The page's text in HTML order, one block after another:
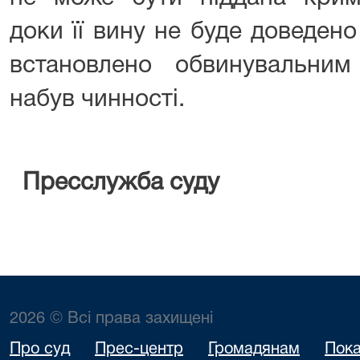
доки її вину не буде
встановлено
набув чинності.
Пресслужбасуду
2026 © Всі права захищені
Про суд Прес-центр Громадянам